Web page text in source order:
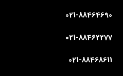
021-88464690
021-88462277
021-88468611